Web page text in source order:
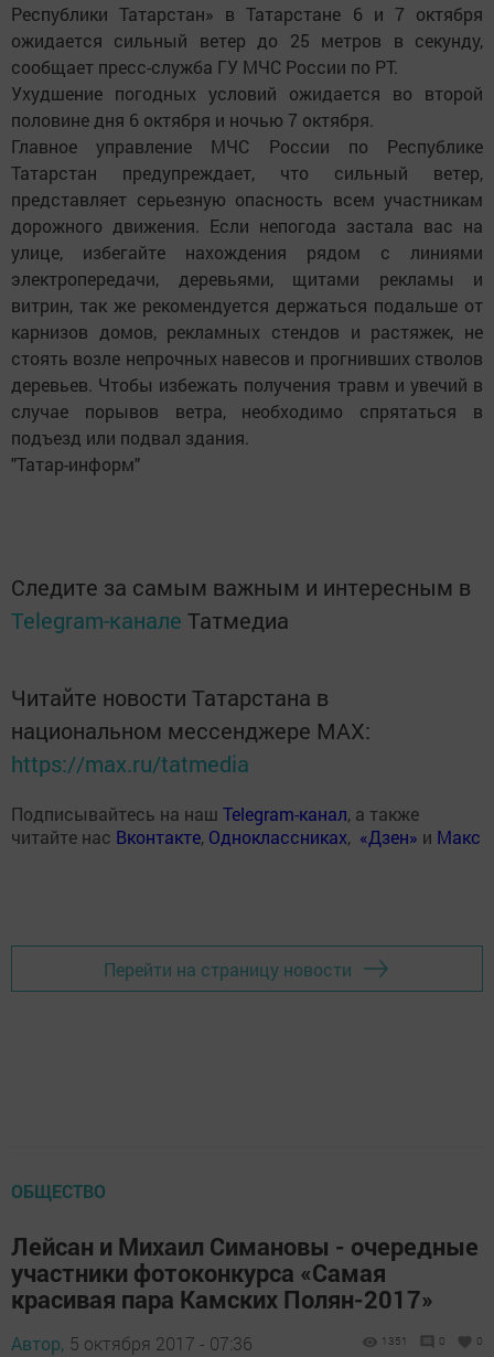
Республики Татарстан» в Татарстане 6 и 7 октября
ожидается сильный ветер до 25 метров в секунду,
сообщает пресс-служба ГУ МЧС России по РТ.
Ухудшение погодных условий ожидается во второй
половине дня 6 октября и ночью 7 октября.
Главное управление МЧС России по Республике
Татарстан предупреждает, что сильный ветер,
представляет серьезную опасность всем участникам
дорожного движения. Если непогода застала вас на
улице, избегайте нахождения рядом с линиями
электропередачи, деревьями, щитами рекламы и
витрин, так же рекомендуется держаться подальше от
карнизов домов, рекламных стендов и растяжек, не
стоять возле непрочных навесов и прогнивших стволов
деревьев. Чтобы избежать получения травм и увечий в
случае порывов ветра, необходимо спрятаться в
подъезд или подвал здания.
"Татар-информ"
Следите за самым важным и интересным в
Telegram-канале Татмедиа
Читайте новости Татарстана в
национальном мессенджере MАХ:
https://max.ru/tatmedia
Подписывайтесь на наш Telegram-канал, а также
читайте нас Вконтакте, Одноклассниках, «Дзен» и Макс
Перейти на страницу новости
ОБЩЕСТВО
Лейсан и Михаил Симановы - очередные
участники фотоконкурса «Самая
красивая пара Камских Полян-2017»
Автор, 5 октября 2017 - 07:36 1351 0 0